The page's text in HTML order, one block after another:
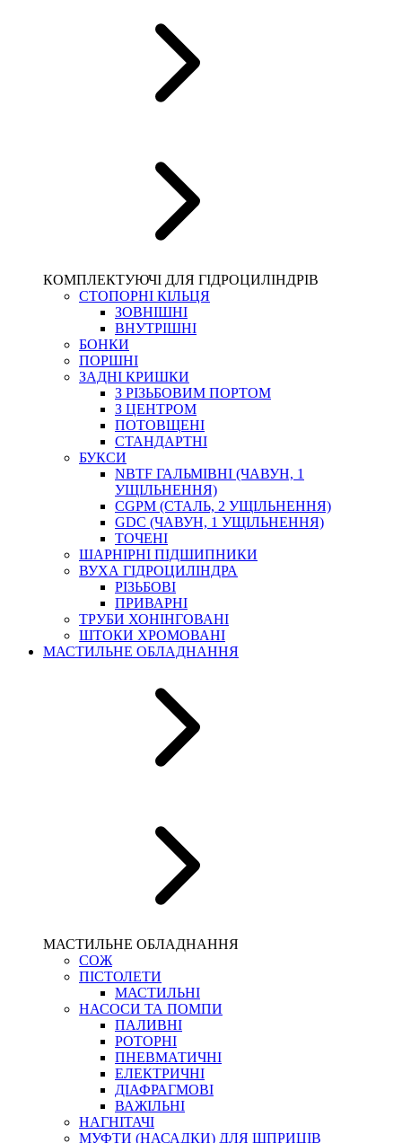
КОМПЛЕКТУЮЧІ ДЛЯ ГІДРОЦИЛІНДРІВ
СТОПОРНІ КІЛЬЦЯ
ЗОВНІШНІ
ВНУТРІШНІ
БОНКИ
ПОРШНІ
ЗАДНІ КРИШКИ
З РІЗЬБОВИМ ПОРТОМ
З ЦЕНТРОМ
ПОТОВЩЕНІ
СТАНДАРТНІ
БУКСИ
NBTF ГАЛЬМІВНІ (ЧАВУН, 1
УЩІЛЬНЕННЯ)
CGPM (СТАЛЬ, 2 УЩІЛЬНЕННЯ)
GDC (ЧАВУН, 1 УЩІЛЬНЕННЯ)
ТОЧЕНІ
ШАРНІРНІ ПІДШИПНИКИ
ВУХА ГІДРОЦИЛІНДРА
РІЗЬБОВІ
ПРИВАРНІ
ТРУБИ ХОНІНГОВАНІ
ШТОКИ ХРОМОВАНІ
МАСТИЛЬНЕ ОБЛАДНАННЯ
МАСТИЛЬНЕ ОБЛАДНАННЯ
СОЖ
ПІСТОЛЕТИ
МАСТИЛЬНІ
НАСОСИ ТА ПОМПИ
ПАЛИВНІ
РОТОРНІ
ПНЕВМАТИЧНІ
ЕЛЕКТРИЧНІ
ДІАФРАГМОВІ
ВАЖІЛЬНІ
НАГНІТАЧІ
МУФТИ (НАСАДКИ) ДЛЯ ШПРИЦІВ